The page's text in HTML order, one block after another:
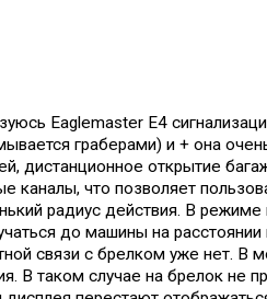
Eaglemaster E4
граберами) и + она
дистанционное открытие
каналы, что позволяет
радиус действия. В
до машины на
связи с брелком уже нет. В
В таком случае на брелок не